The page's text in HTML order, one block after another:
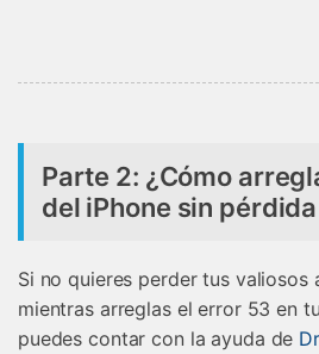
󠀰Parte 2: ¿Cómo
del iPhone sin
Si no quieres perder tus valiosos
mientras arreglas el error 53 en
puedes contar con la ayuda de